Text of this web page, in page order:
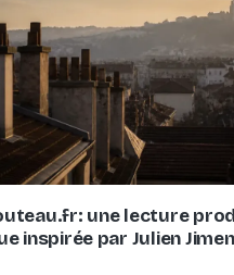
une lecture
inspirée par Julien